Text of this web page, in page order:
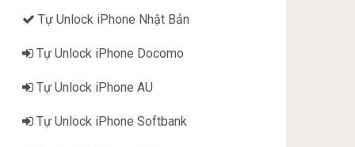
Tự Unlock iPhone Nhật Bản
Tự Unlock iPhone Docomo
Tự Unlock iPhone AU
Tự Unlock iPhone Softbank